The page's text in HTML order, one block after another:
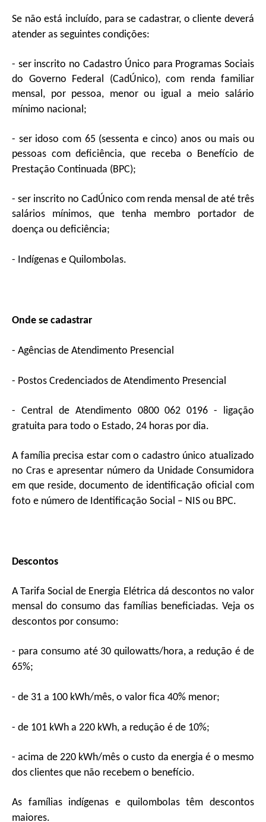
Se não está incluído, para se cadastrar, o cliente deverá
atender as seguintes condições:
- ser inscrito no Cadastro Único para Programas Sociais
do Governo Federal (CadÚnico), com renda familiar
mensal, por pessoa, menor ou igual a meio salário
mínimo nacional;
- ser idoso com 65 (sessenta e cinco) anos ou mais ou
pessoas com deficiência, que receba o Benefício de
Prestação Continuada (BPC);
- ser inscrito no CadÚnico com renda mensal de até três
salários mínimos, que tenha membro portador de
doença ou deficiência;
- Indígenas e Quilombolas.
Onde se cadastrar
- Agências de Atendimento Presencial
- Postos Credenciados de Atendimento Presencial
- Central de Atendimento 0800 062 0196 - ligação
gratuita para todo o Estado, 24 horas por dia.
A família precisa estar com o cadastro único atualizado
no Cras e apresentar número da Unidade Consumidora
em que reside, documento de identificação oficial com
foto e número de Identificação Social – NIS ou BPC.
Descontos
A Tarifa Social de Energia Elétrica dá descontos no valor
mensal do consumo das famílias beneficiadas. Veja os
descontos por consumo:
- para consumo até 30 quilowatts/hora, a redução é de
65%;
- de 31 a 100 kWh/mês, o valor fica 40% menor;
- de 101 kWh a 220 kWh, a redução é de 10%;
- acima de 220 kWh/mês o custo da energia é o mesmo
dos clientes que não recebem o benefício.
As famílias indígenas e quilombolas têm descontos
maiores.